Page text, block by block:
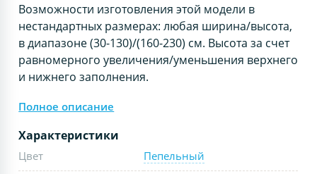
Возможности изготовления этой модели в
нестандартных размерах: любая ширина/высота,
в диапазоне (30-130)/(160-230) см. Высота за счет
равномерного увеличения/уменьшения верхнего
и нижнего заполнения.
Полное описание
Характеристики
Цвет Пепельный